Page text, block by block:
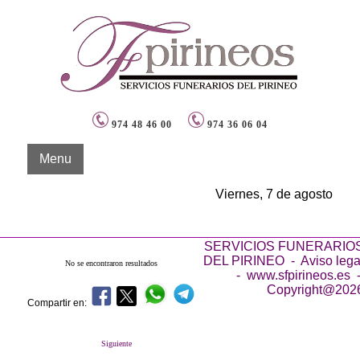
974 48 46 00 974 36 06 04
Menu
Viernes, 7 de agosto
No se encontraron resultados
Compartir en:
Siguiente
SERVICIOS
DEL PIRINEO - Aviso
- www.sfpirineos.es